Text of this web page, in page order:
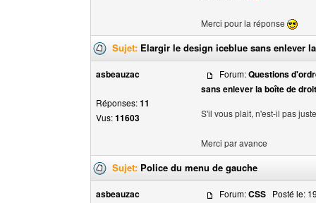
Merci pour la réponse
Sujet: Elargir le design iceblue sans enlever
asbeauzac
Réponses:11
Vus:11603
Forum:Questions
sans enlever la boîte de
S'il vous plait, n'est-il pas
Merci par avance
Sujet: Police du menu de gauche
asbeauzac Forum:CSS Posté le: